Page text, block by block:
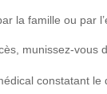
la famille ou par
munissez-vous
constatant